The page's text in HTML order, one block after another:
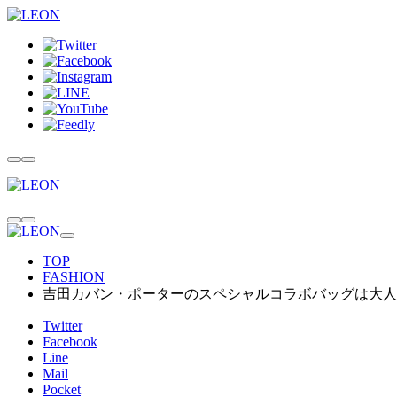
TOP
FASHION
吉田カバン・ポーターのスペシャルコラボバッグは大
Twitter
Facebook
Line
Mail
Pocket